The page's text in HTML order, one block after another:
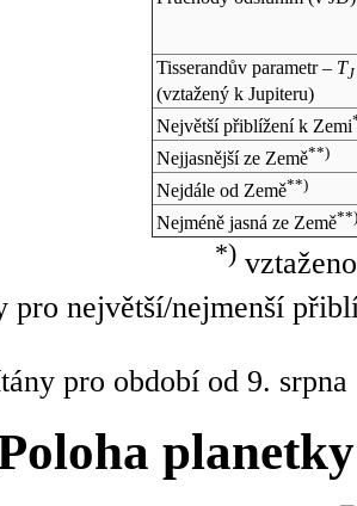
Tisserandův parametr – TJ
(vztažený k Jupiteru)
Největší přiblížení k Zemi
Nejjasnější ze Země**)
Nejdále od Země**)
Nejméně jasná ze Země**)
*)
pro největší/nejmenší
pro období od 9.